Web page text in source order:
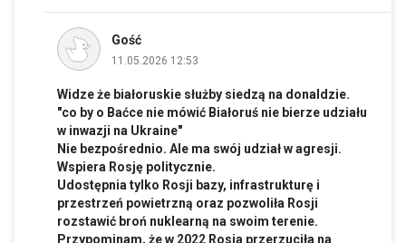
Gość
11.05.2026 12:53
Widze że białoruskie służby siedzą na donaldzie.
"co by o Baćce nie mówić Białoruś nie bierze udziału
w inwazji na Ukraine"
Nie bezpośrednio. Ale ma swój udział w agresji.
Wspiera Rosję politycznie.
Udostępnia tylko Rosji bazy, infrastrukturę i
przestrzeń powietrzną oraz pozwoliła Rosji
rozstawić broń nuklearną na swoim terenie.
Przypominam, że w 2022 Rosja przerzuciła na